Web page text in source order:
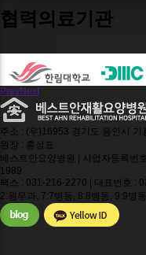
협력의료기관
PrevNext
주소 : (우)16953 경기도 용인시
원장 : 홍성표
베스트안요양병원 | 사업자등록번
1989
팩스 : 031-216-2270 | 대표번호 :
2:원무과, 7:7병동, 8:8병동, 9:9병